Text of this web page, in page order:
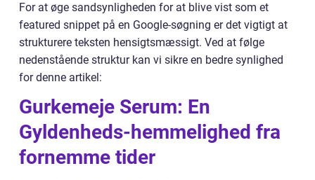
For at øge sandsynligheden for at blive vist som et
featured snippet på en Google-søgning er det vigtigt at
strukturere teksten hensigtsmæssigt. Ved at følge
nedenstående struktur kan vi sikre en bedre synlighed
for denne artikel:
Gurkemeje Serum: En
Gyldenheds-hemmelighed fra
fornemme tider